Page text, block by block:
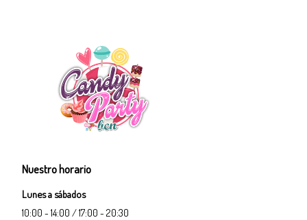
Nuestro horario
Lunes a sábados
10:00 - 14:00 / 17:00 - 20:30